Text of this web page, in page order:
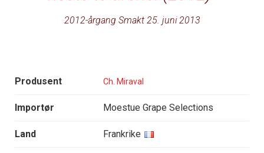
2012-årgang Smakt 25. juni 2013
Produsent Ch. Miraval
Importør Moestue Grape Selections
Land Frankrike